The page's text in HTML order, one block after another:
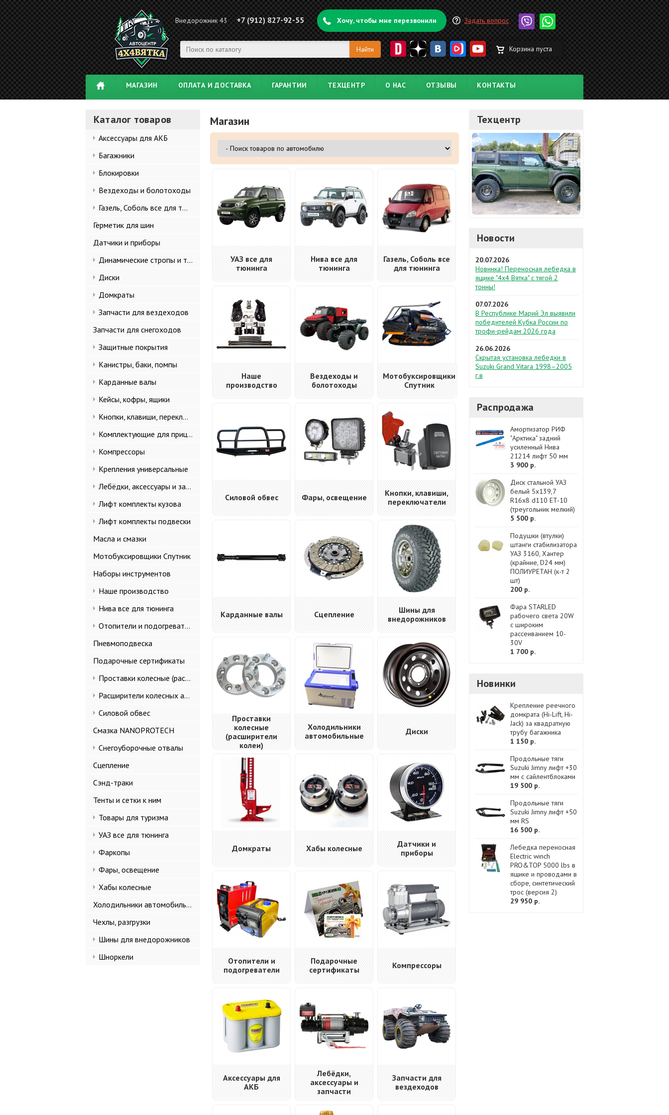
Внедорожник 43 +7 (912) 827-92-55 Хочу, чтобы мне перезвонили Задать вопрос
Корзина пуста
МАГАЗИН ОПЛАТА И ДОСТАВКА ГАРАНТИИ ТЕХЦЕНТР О НАС ОТЗЫВЫ КОНТАКТЫ
Каталог товаров
Аксессуары для АКБ
Багажники
Блокировки
Вездеходы и болотоходы
Газель, Соболь все для тюнинга
Герметик для шин
Датчики и приборы
Динамические стропы и такелаж
Диски
Домкраты
Запчасти для вездеходов
Запчасти для снегоходов
Защитные покрытия
Канистры, баки, помпы
Карданные валы
Кейсы, кофры, ящики
Кнопки, клавиши, переключатели
Комплектующие для прицепов
Компрессоры
Крепления универсальные
Лебёдки, аксессуары и запчасти
Лифт комплекты кузова
Лифт комплекты подвески
Масла и смазки
Мотобуксировщики Спутник
Наборы инструментов
Наше производство
Нива все для тюнинга
Отопители и подогреватели
Пневмоподвеска
Подарочные сертификаты
Проставки колесные (расширители колеи)
Расширители колесных арок и брызговики
Силовой обвес
Смазка NANOPROTECH
Снегоуборочные отвалы
Сцепление
Сэнд-траки
Тенты и сетки к ним
Товары для туризма
УАЗ все для тюнинга
Фаркопы
Фары, освещение
Хабы колесные
Холодильники автомобильные
Чехлы, разгрузки
Шины для внедорожников
Шноркели
Магазин
УАЗ все для
тюнинга
Нива все для
тюнинга
Газель, Соболь все
для тюнинга
Наше
производство
Вездеходы и
болотоходы
Мотобуксировщики
Спутник
Силовой обвес Фары, освещение
Кнопки, клавиши,
переключатели
Карданные валы Сцепление
Шины для
внедорожников
Проставки
колесные
(расширители
колеи)
Холодильники
автомобильные
Диски
Домкраты Хабы колесные
Датчики и
приборы
Отопители и
подогреватели
Подарочные
сертификаты
Компрессоры
Аксессуары для
АКБ
Лебёдки,
аксессуары и
запчасти
Запчасти для
вездеходов
Техцентр
Новости
20.07.2026
Новинка! Переносная лебедка в
ящике "4х4 Вятка" с тягой 2
тонны!
07.07.2026
В Республике Марий Эл выявили
победителей Кубка России по
трофи-рейдам 2026 года
26.06.2026
Скрытая установка лебедки в
Suzuki Grand Vitara 1998–2005
г.в
Распродажа
Амортизатор РИФ
"Арктика" задний
усиленный Нива
21214 лифт 50 мм
3 900 р.
Диск стальной УАЗ
белый 5x139,7
R16x8 d110 ET-10
(треугольник мелкий)
5 500 р.
Подушки (втулки)
штанги стабилизатора
УАЗ 3160, Хантер
(крайние, D24 мм)
ПОЛИУРЕТАН (к-т 2
шт)
200 р.
Фара STARLED
рабочего света 20W
с широким
рассеиванием 10-
30V
1 700 р.
Новинки
Крепление реечного
домкрата (Hi-Lift, Hi-
Jack) за квадратную
трубу багажника
1 150 р.
Продольные тяги
Suzuki Jimny лифт +30
мм с сайлентблоками
19 500 р.
Продольные тяги
Suzuki Jimny лифт +50
мм RS
16 500 р.
Лебедка переносная
Electric winch
PRO&TOP 5000 lbs в
ящике и проводами в
сборе, синтетический
трос (версия 2)
29 950 р.